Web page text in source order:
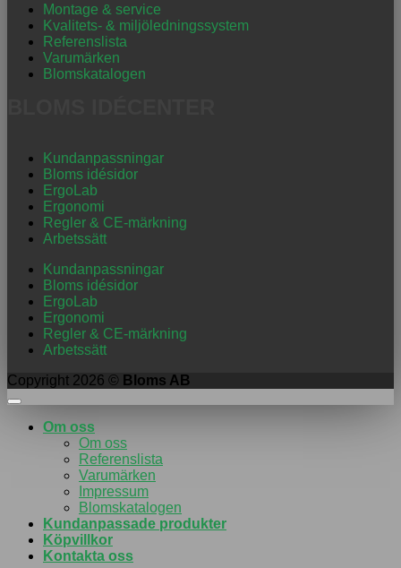
Montage & service
Kvalitets- & miljöledningssystem
Referenslista
Varumärken
Blomskatalogen
Kundanpassningar
Bloms idésidor
ErgoLab
Ergonomi
Regler & CE-märkning
Arbetssätt
Kundanpassningar
Bloms idésidor
ErgoLab
Ergonomi
Regler & CE-märkning
Arbetssätt
Copyright 2026 © Bloms AB
Om oss
Om oss
Referenslista
Varumärken
Impressum
Blomskatalogen
Kundanpassade produkter
Köpvillkor
Kontakta oss